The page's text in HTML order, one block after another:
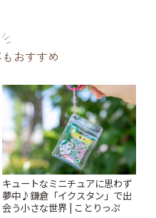
おすすめ
キュートなミニチュアに思わず
夢中♪鎌倉「イクスタン」で出
会う小さな世界 | ことりっぷ